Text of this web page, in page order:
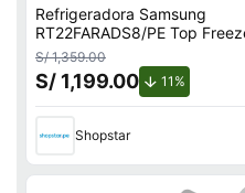
Refrigeradora Samsung
RT22FARADS8/PE Top
234L Plateado
S/ 1,359.00
S/ 1,199.00 11%de
Shopstar